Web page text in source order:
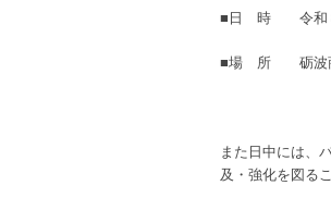
■日 時 令和８
■場 所 砺波商
また日中には、
及・強化を図る